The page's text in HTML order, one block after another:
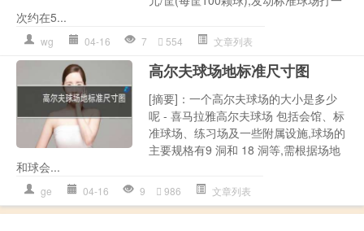
次约在5...
wg 04-16 7 554 文章列表
高尔夫球场地标准尺寸图
[摘要]：一个高尔夫球场的大小是多少
呢 - 喜马拉雅高尔夫球场 包括会馆、标
准球场、练习场及一些附属设施,球场的
主要规格有9 洞和 18 洞等,需根据场地
和球会...
ge 04-16 9 986 文章列表